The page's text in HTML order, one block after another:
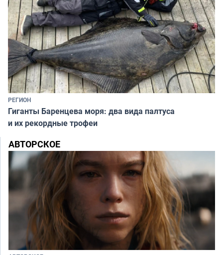
РЕГИОН
Гиганты Баренцева моря: два вида палтуса
и их рекордные трофеи
АВТОРСКОЕ